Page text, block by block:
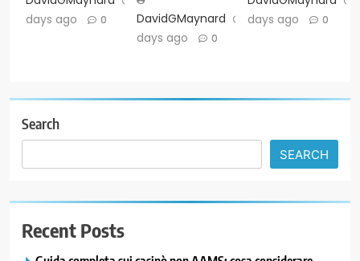
days ago
0 DavidGMaynard
7
days ago
0
days ago
0
Search
SEARCH
Recent Posts